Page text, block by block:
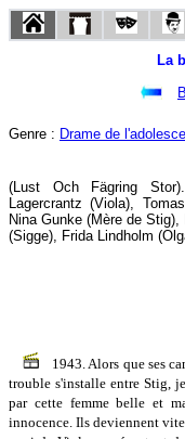
La
Genre : Drame de
(Lust Och Fägring
Lagercrantz (Viola),
Nina Gunke (Mère de
(Sigge), Frida Lindholm
1943. Alors que ses
trouble s'installe entre Stig,
par cette femme belle et
innocence. Ils deviennent